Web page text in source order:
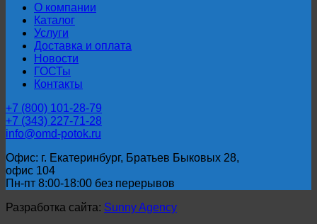
О компании
Каталог
Услуги
Доставка и оплата
Новости
ГОСТы
Контакты
+7 (800) 101-28-79
+7 (343) 227-71-28
info@omd-potok.ru
Офис: г. Екатеринбург, Братьев Быковых 28,
офис 104
Пн-пт 8:00-18:00 без перерывов
Разработка сайта: Sunny Agency